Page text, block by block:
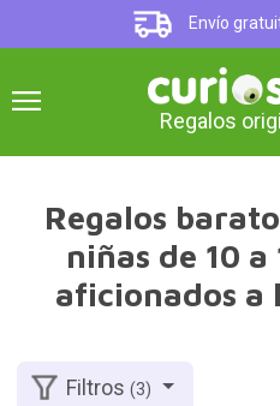
Envío
Regalos
Regalos
niñas de 10 a
aficionados a
Filtros(3)